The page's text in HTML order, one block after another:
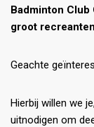
Badminton Club
groot
Geachte
Hierbij willen we
uitnodigen om